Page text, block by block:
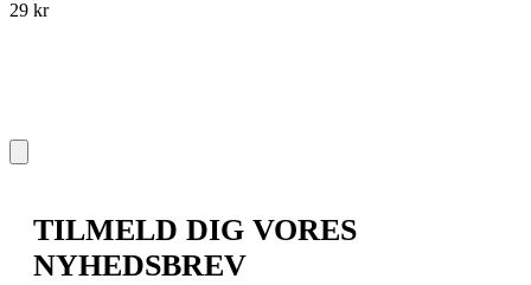
29 kr
TILMELD DIG VORES
NYHEDSBREV